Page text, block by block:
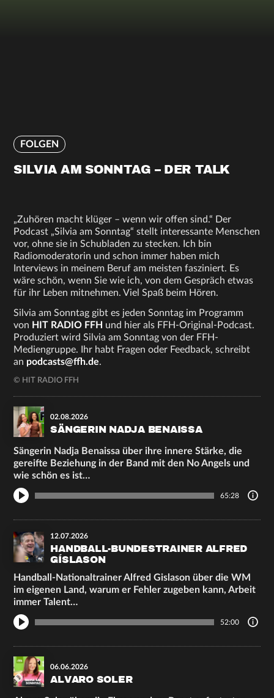
FOLGEN
SILVIA AM SONNTAG – DER TALK
„Zuhören macht klüger – wenn wir offen sind.“ Der
Podcast „Silvia am Sonntag“ stellt interessante Menschen
vor, ohne sie in Schubladen zu stecken. Ich bin
Radiomoderatorin und schon immer haben mich
Interviews in meinem Beruf am meisten fasziniert. Es
wäre schön, wenn Sie wie ich, von dem Gespräch etwas
für ihr Leben mitnehmen. Viel Spaß beim Hören.
Silvia am Sonntag gibt es jeden Sonntag im Programm
von HIT RADIO FFH und hier als FFH-Original-Podcast.
Produziert wird Silvia am Sonntag von der FFH-
Mediengruppe. Ihr habt Fragen oder Feedback, schreibt
an podcasts@ffh.de.
© HIT RADIO FFH
02.08.2026
SÄNGERIN NADJA BENAISSA
Sängerin Nadja Benaissa über ihre innere Stärke, die
gereifte Beziehung in der Band mit den No Angels und
wie schön es ist…
65:28
12.07.2026
HANDBALL-BUNDESTRAINER ALFRED
GÍSLASON
Handball-Nationaltrainer Alfred Gislason über die WM
im eigenen Land, warum er Fehler zugeben kann, Arbeit
immer Talent…
52:00
06.06.2026
ALVARO SOLER